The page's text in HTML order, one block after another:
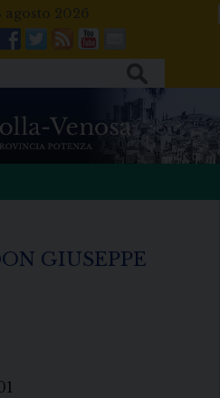
agosto 2026
Facebook
Twitter
FeedsYoutube
Mail
GIUSEPPE